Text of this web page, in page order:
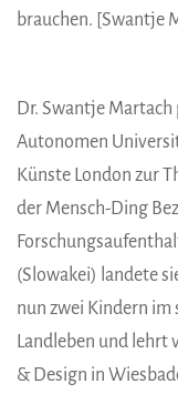
brauchen. [Swantje
Dr. Swantje
Autonomen
Künste London zur
der Mensch-Ding
(Slowakei) landete
nun zwei Kindern im
Landleben und lehrt
& ­Design in